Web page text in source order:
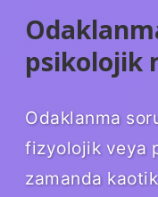
psikolojik
Odaklanma
fizyolojik veya
zamanda